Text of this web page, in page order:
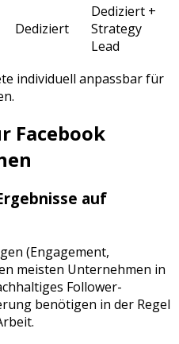
Dediziert
Dediziert +
Strategy
Lead
individuell anpassbar für
.
Facebook
auf
(Engagement,
meisten Unternehmen in
Follower-
benötigen in der Regel